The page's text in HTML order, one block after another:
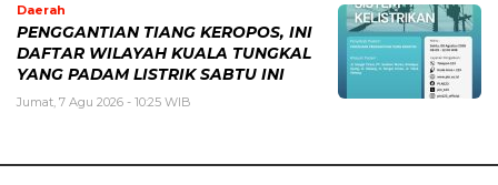
Daerah
PENGGANTIAN TIANG KEROPOS, INI
DAFTAR WILAYAH KUALA TUNGKAL
YANG PADAM LISTRIK SABTU INI
Jumat, 7 Agu 2026 - 10:25 WIB